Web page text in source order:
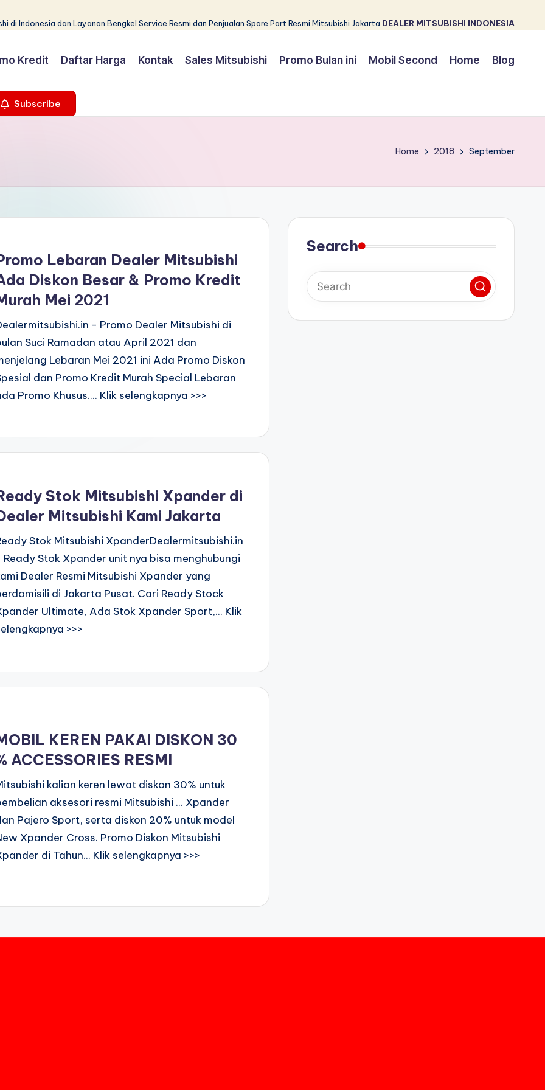
di Indonesia dan Layanan Bengkel Service Resmi dan Penjualan Spare Part Resmi Mitsubishi Jakarta DEALER MITSUBISHI INDONESIA
Kredit Daftar Harga Kontak Sales Mitsubishi Promo Bulan ini Mobil Second Home Blog
Subscribe
Home 2018 September
Lebaran Dealer Mitsubishi
Diskon Besar & Promo Kredit
Mei 2021
- Promo Dealer Mitsubishi di
Suci Ramadan atau April 2021 dan
Lebaran Mei 2021 ini Ada Promo Diskon
dan Promo Kredit Murah Special Lebaran
Promo Khusus.... Klik selengkapnya >>>
Stok Mitsubishi Xpander di
Mitsubishi Kami Jakarta
Stok Mitsubishi XpanderDealermitsubishi.in
Stok Xpander unit nya bisa menghubungi
Dealer Resmi Mitsubishi Xpander yang
di Jakarta Pusat. Cari Ready Stock
Ultimate, Ada Stok Xpander Sport,... Klik
>>>
KEREN PAKAI DISKON 30
ACCESSORIES RESMI
kalian keren lewat diskon 30% untuk
aksesori resmi Mitsubishi ... Xpander
Pajero Sport, serta diskon 20% untuk model
Xpander Cross. Promo Diskon Mitsubishi
di Tahun... Klik selengkapnya >>>
Search